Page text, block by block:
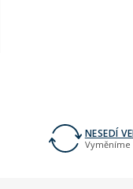
NESEDÍ
Vyměníme